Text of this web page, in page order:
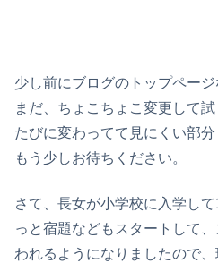
少し前にブログのトップページ
まだ、ちょこちょこ変更して
たびに変わってて見にくい部分
もう少しお待ちください。
さて、長女が小学校に入学し
っと宿題などもスタートして
われるようになりましたので